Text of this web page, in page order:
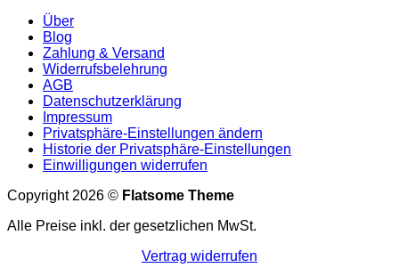
Über
Blog
Zahlung & Versand
Widerrufsbelehrung
AGB
Datenschutzerklärung
Impressum
Privatsphäre-Einstellungen ändern
Historie der Privatsphäre-Einstellungen
Einwilligungen widerrufen
Copyright 2026 © Flatsome Theme
Alle Preise inkl. der gesetzlichen MwSt.
Vertrag widerrufen